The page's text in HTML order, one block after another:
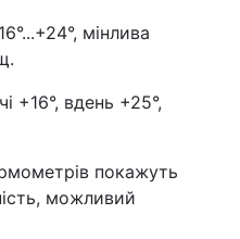
мінлива
+16°, вдень +25°,
покажуть
можливий